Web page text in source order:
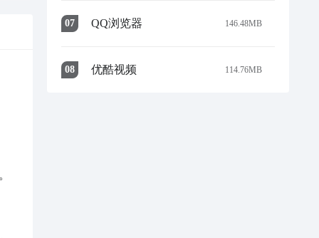
07 QQ浏览器 146.48MB
08 优酷视频 114.76MB